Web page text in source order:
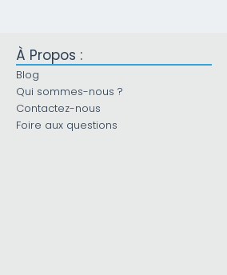
À Propos :
Blog
Qui sommes-nous ?
Contactez-nous
Foire aux questions